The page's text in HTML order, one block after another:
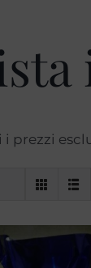
i prezzi